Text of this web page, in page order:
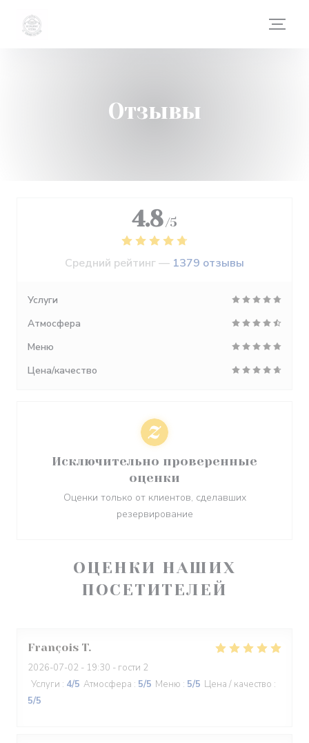
Отзывы
ОЦЕНКИ НАШИХ
ПОСЕТИТЕЛЕЙ
François T
2026-07-02 - 19:30 - гости 2
Услуги : 4/5 Атмосфера : 5/5 Меню : 5/5 Цена / качество :
5/5
4.8 /5
Средний рейтинг — 1379 отзывы
Услуги
Атмосфера
Меню
Цена/качество
Исключительно проверенные
оценки
Оценки только от клиентов, сделавших
резервирование